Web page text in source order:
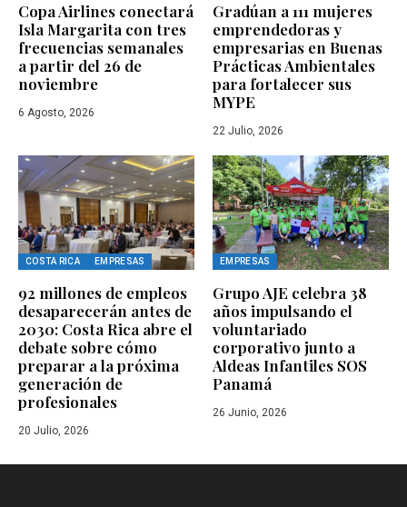
Copa Airlines conectará
Isla Margarita con tres
frecuencias semanales
a partir del 26 de
noviembre
6 Agosto, 2026
Gradúan a 111 mujeres
emprendedoras y
empresarias en Buenas
Prácticas Ambientales
para fortalecer sus
MYPE
22 Julio, 2026
COSTA RICA EMPRESAS
92 millones de empleos
desaparecerán antes de
2030: Costa Rica abre el
debate sobre cómo
preparar a la próxima
generación de
profesionales
20 Julio, 2026
EMPRESAS
Grupo AJE celebra 38
años impulsando el
voluntariado
corporativo junto a
Aldeas Infantiles SOS
Panamá
26 Junio, 2026